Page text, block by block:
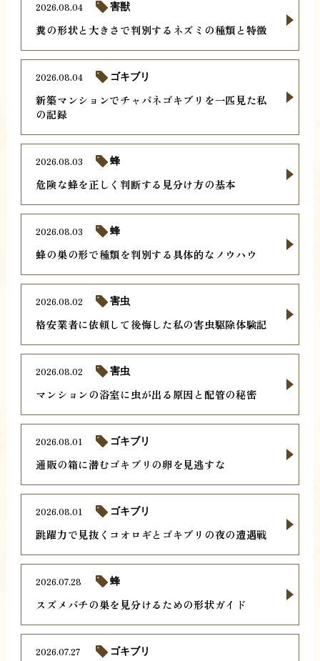
糞の形状と大きさで判別するネズミの種類と特徴
2026.08.04 害獣
新築マンションでチャバネゴキブリを一匹見た私
の記録
2026.08.04 ゴキブリ
危険な蜂を正しく判断する見分け方の基本
2026.08.03 蜂
蜂の巣の形で種類を判別する具体的なノウハウ
2026.08.03 蜂
格安業者に依頼して後悔した私の害虫駆除体験記
2026.08.02 害虫
マンションの浴室に虫が出る原因と配管の秘密
2026.08.02 害虫
通販の箱に潜むゴキブリの卵を見逃すな
2026.08.01 ゴキブリ
跳躍力で見抜くコオロギとゴキブリの夜の遭遇戦
2026.08.01 ゴキブリ
スズメバチの巣を見分けるための形状ガイド
2026.07.28 蜂
2026.07.27 ゴキブリ